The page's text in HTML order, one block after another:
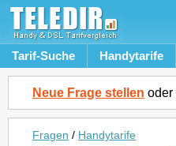
Tarif-Suche Handytarife
Neue Frage stellen oder
Fragen / Handytarife